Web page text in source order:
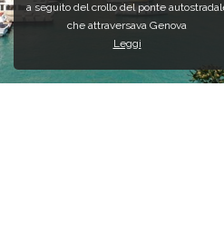
a seguito del crollo del ponte
che attraversava Genova
Leggi